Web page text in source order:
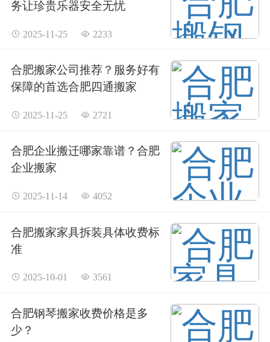
务让珍贵乐器安全无忧
 2025-11-25  2233
合肥搬家公司推荐？服务好有
保障的首选合肥四通搬家
 2025-11-25  2721
合肥企业搬迁哪家靠谱？合肥
企业搬家
 2025-11-14  4052
合肥搬家家具拆装具体收费标
准
 2025-10-01  3561
合肥钢琴搬家收费价格是多
少？